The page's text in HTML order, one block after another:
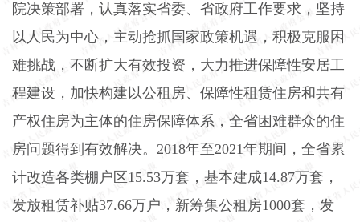
院决策部署，认真落实省委、省政府工作要求，坚持
以人民为中心，主动抢抓国家政策机遇，积极克服困
难挑战，不断扩大有效投资，大力推进保障性安居工
程建设，加快构建以公租房、保障性租赁住房和共有
产权住房为主体的住房保障体系，全省困难群众的住
房问题得到有效解决。 2018年至2021年期间，全省累
计改造各类棚户区15.53万套，基本建成14.87万套，
发放租赁补贴37.66万户，新筹集公租房1000套，发